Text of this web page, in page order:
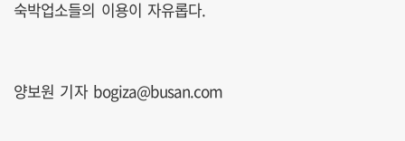
숙박업소들의 이용이 자유롭다.
양보원 기자 bogiza@busan.com